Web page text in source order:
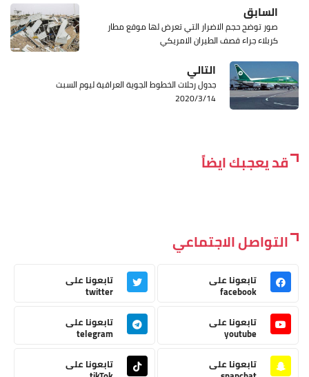
السابق
صور توضح حجم الاضرار التي تعرض لها موقع مطار
كربلاء جراء قصف الطيران الامريكي
التالي
جدول رحلات الخطوط الجوية العراقية ليوم السبت
2020/3/14
قد يعجبك ايضاً
التواصل الاجتماعي
تابعونا على
facebook
تابعونا على
twitter
تابعونا على
youtube
تابعونا على
telegram
تابعونا على
تابعونا على